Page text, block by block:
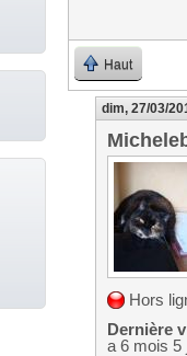
Haut
dim, 27/03/
Hors
Dernière
a 6 mois 5